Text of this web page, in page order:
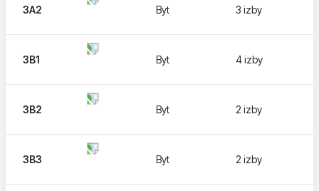
3A2 Byt 3 izby
3B1 Byt 4 izby
3B2 Byt 2 izby
3B3 Byt 2 izby